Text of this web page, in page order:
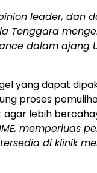
leader, dan
Tenggara
dalam ajang
yang dapat
proses
agar lebih
memperluas
di klinik